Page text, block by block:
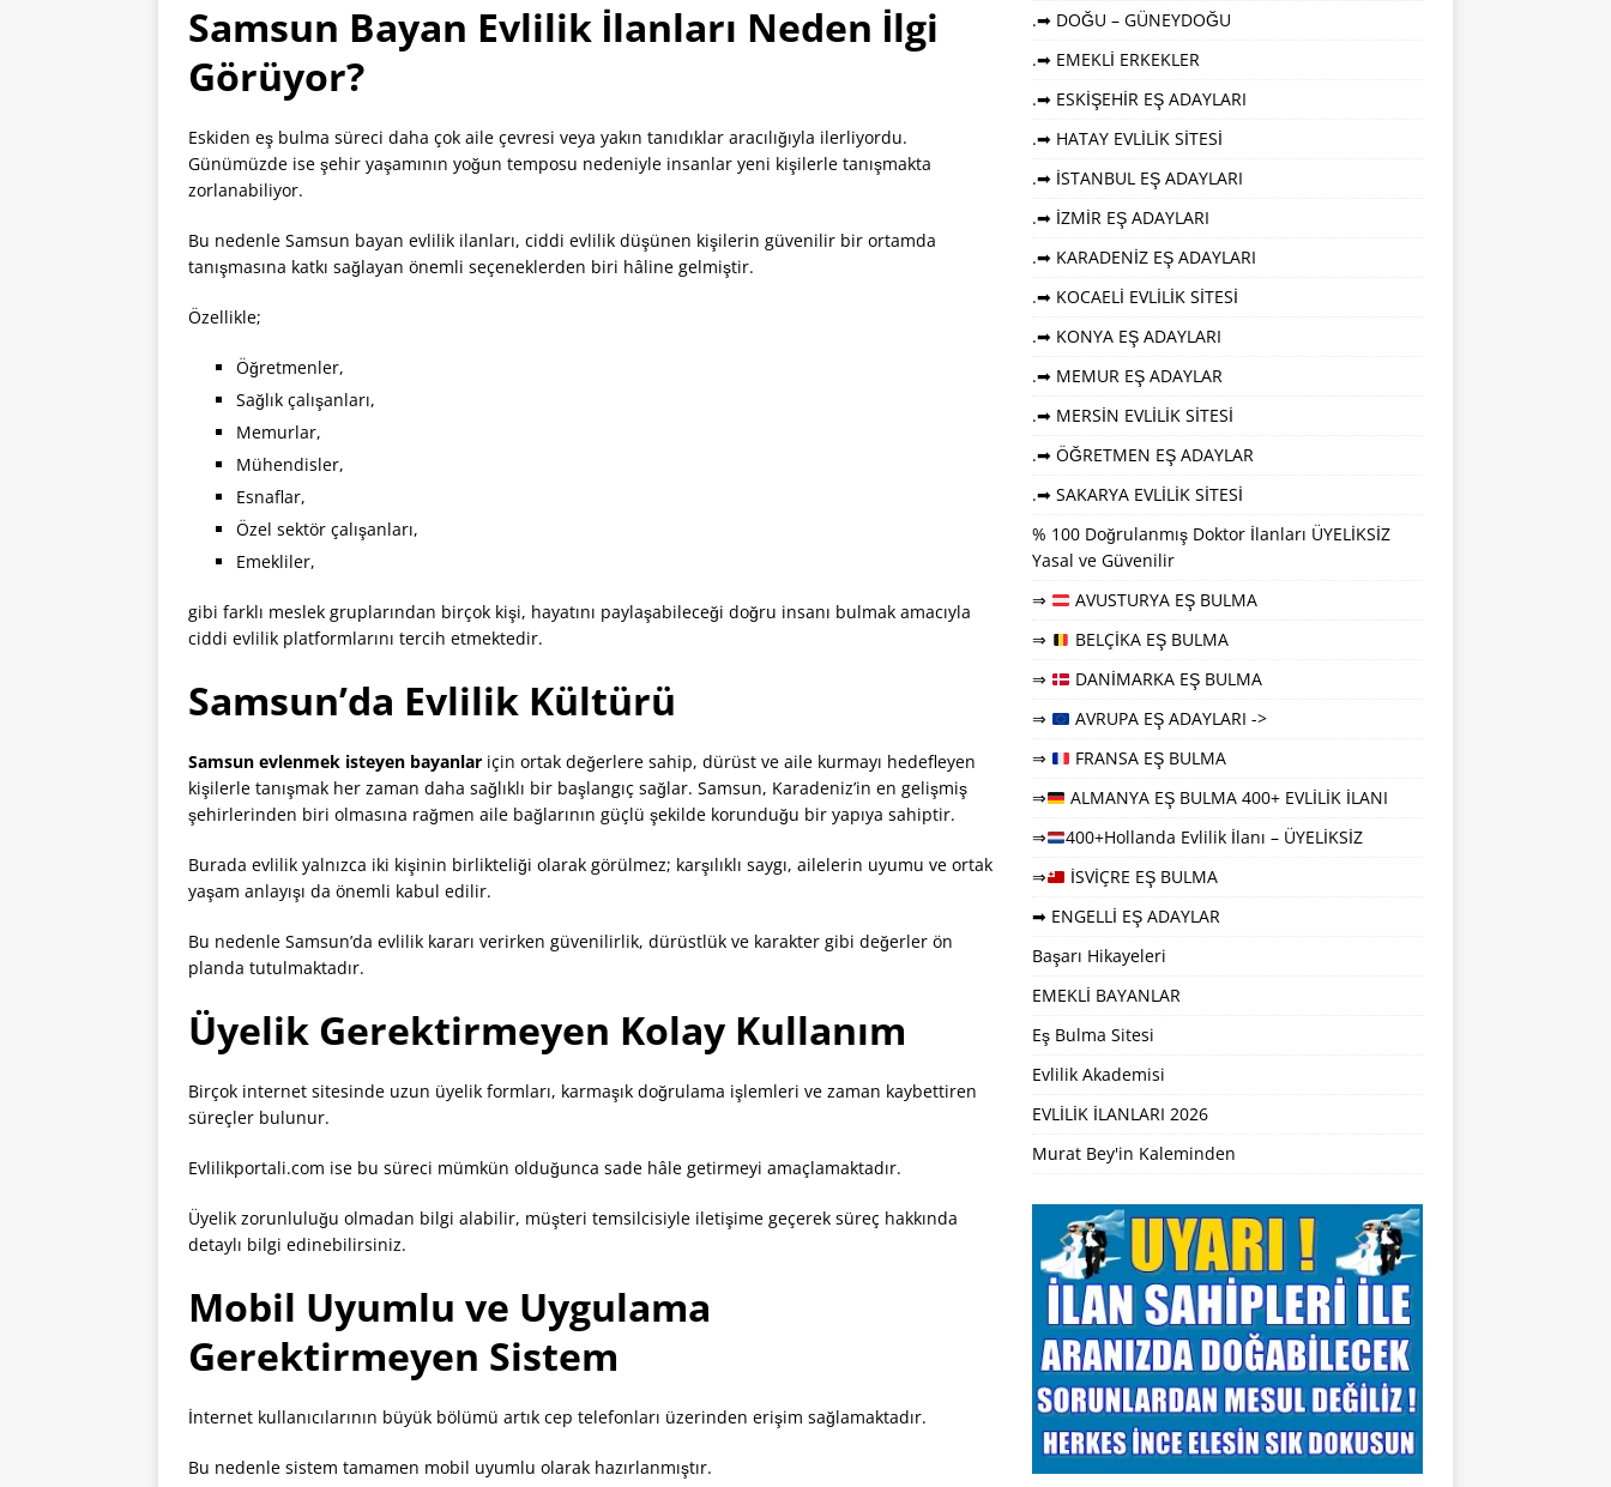
Samsun Bayan Evlilik İlanları Neden İlgi
Görüyor?
Eskiden eş bulma süreci daha çok aile çevresi veya yakın tanıdıklar aracılığıyla ilerliyordu.
Günümüzde ise şehir yaşamının yoğun temposu nedeniyle insanlar yeni kişilerle tanışmakta
zorlanabiliyor.
Bu nedenle Samsun bayan evlilik ilanları, ciddi evlilik düşünen kişilerin güvenilir bir ortamda
tanışmasına katkı sağlayan önemli seçeneklerden biri hâline gelmiştir.
Özellikle;
Öğretmenler,
Sağlık çalışanları,
Memurlar,
Mühendisler,
Esnaflar,
Özel sektör çalışanları,
Emekliler,
gibi farklı meslek gruplarından birçok kişi, hayatını paylaşabileceği doğru insanı bulmak amacıyla
ciddi evlilik platformlarını tercih etmektedir.
Samsun’da Evlilik Kültürü
Samsun evlenmek isteyen bayanlar için ortak değerlere sahip, dürüst ve aile kurmayı hedefleyen
kişilerle tanışmak her zaman daha sağlıklı bir başlangıç sağlar. Samsun, Karadeniz’in en gelişmiş
şehirlerinden biri olmasına rağmen aile bağlarının güçlü şekilde korunduğu bir yapıya sahiptir.
Burada evlilik yalnızca iki kişinin birlikteliği olarak görülmez; karşılıklı saygı, ailelerin uyumu ve ortak
yaşam anlayışı da önemli kabul edilir.
Bu nedenle Samsun’da evlilik kararı verirken güvenilirlik, dürüstlük ve karakter gibi değerler ön
planda tutulmaktadır.
Üyelik Gerektirmeyen Kolay Kullanım
Birçok internet sitesinde uzun üyelik formları, karmaşık doğrulama işlemleri ve zaman kaybettiren
süreçler bulunur.
Evlilikportali.com ise bu süreci mümkün olduğunca sade hâle getirmeyi amaçlamaktadır.
Üyelik zorunluluğu olmadan bilgi alabilir, müşteri temsilcisiyle iletişime geçerek süreç hakkında
detaylı bilgi edinebilirsiniz.
Mobil Uyumlu ve Uygulama
Gerektirmeyen Sistem
İnternet kullanıcılarının büyük bölümü artık cep telefonları üzerinden erişim sağlamaktadır.
Bu nedenle sistem tamamen mobil uyumlu olarak hazırlanmıştır.
.➡ DOĞU – GÜNEYDOĞU
.➡ EMEKLİ ERKEKLER
.➡ ESKİŞEHİR EŞ ADAYLARI
.➡ HATAY EVLİLİK SİTESİ
.➡ İSTANBUL EŞ ADAYLARI
.➡ İZMİR EŞ ADAYLARI
.➡ KARADENİZ EŞ ADAYLARI
.➡ KOCAELİ EVLİLİK SİTESİ
.➡ KONYA EŞ ADAYLARI
.➡ MEMUR EŞ ADAYLAR
.➡ MERSİN EVLİLİK SİTESİ
.➡ ÖĞRETMEN EŞ ADAYLAR
.➡ SAKARYA EVLİLİK SİTESİ
% 100 Doğrulanmış Doktor İlanları ÜYELİKSİZ
Yasal ve Güvenilir
⇒
AVUSTURYA EŞ BULMA
⇒
BELÇİKA EŞ BULMA
⇒
DANİMARKA EŞ BULMA
⇒
AVRUPA EŞ ADAYLARI ->
⇒
FRANSA EŞ BULMA
⇒
ALMANYA EŞ BULMA 400+ EVLİLİK İLANI
⇒
400+Hollanda Evlilik İlanı – ÜYELİKSİZ
⇒
İSVİÇRE EŞ BULMA
➡ ENGELLİ EŞ ADAYLAR
Başarı Hikayeleri
EMEKLİ BAYANLAR
Eş Bulma Sitesi
Evlilik Akademisi
EVLİLİK İLANLARI 2026
Murat Bey'in Kaleminden